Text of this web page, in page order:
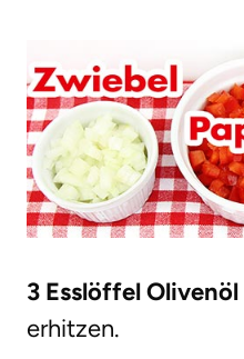
3 Esslöffel Olivenöl
erhitzen.